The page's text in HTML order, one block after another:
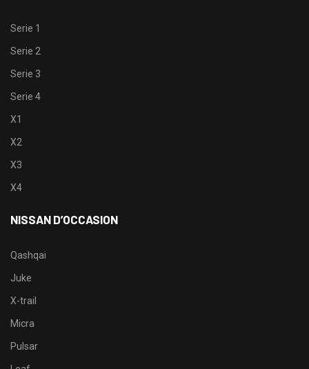
Serie 1
Serie 2
Serie 3
Serie 4
X1
X2
X3
X4
NISSAN D’OCCASION
Qashqai
Juke
X-trail
Micra
Pulsar